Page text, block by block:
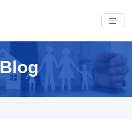
Blog